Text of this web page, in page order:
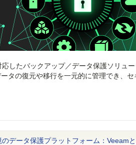
したバックアップ／データ保護ソリュ
タの復元や移行を一元的に管理でき、セ
データ保護プラットフォーム：Veeam